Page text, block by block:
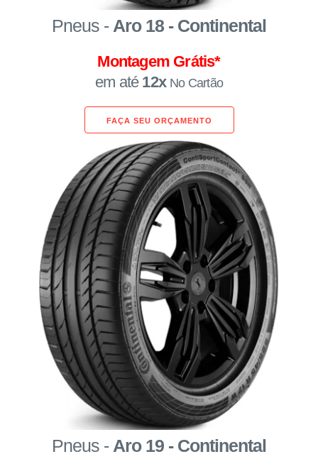
Pneus - Aro 18 - Continental
Montagem Grátis*
em até 12x No Cartão
FAÇA SEU ORÇAMENTO
Pneus - Aro 19 - Continental